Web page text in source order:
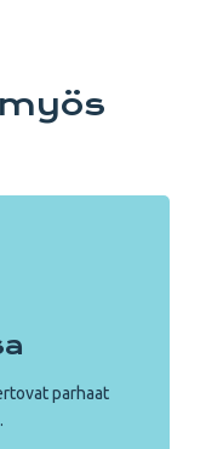
parhaat